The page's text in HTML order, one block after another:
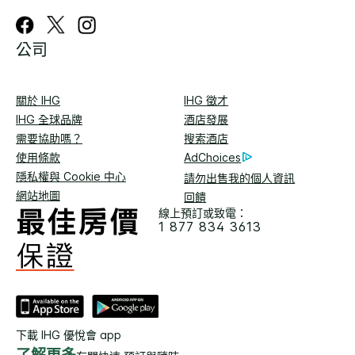
公司
關於 IHG
IHG 徵才
IHG 全球品牌
酒店發展
需要協助嗎？
搜索酒店
使用條款
AdChoices
隱私權與 Cookie 中心
請勿出售我的個人資訊
網站地圖
回饋
線上預訂或致電：
1 877 834 3613
下載 IHG 優悅會 app